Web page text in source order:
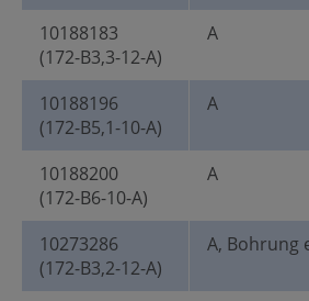
10188183
(172-B3,3-12-A)
A
10188196
(172-B5,1-10-A)
A
10188200
(172-B6-10-A)
A
10273286
(172-B3,2-12-A)
A, Bohrung